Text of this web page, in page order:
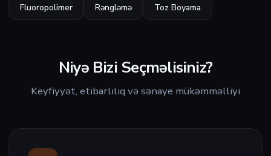
Fluoropolimer Rəngləmə Toz Boyama
Niyə Bizi Seçməlisiniz?
Keyfiyyət, etibarlılıq və sənaye mükəmməlliyi